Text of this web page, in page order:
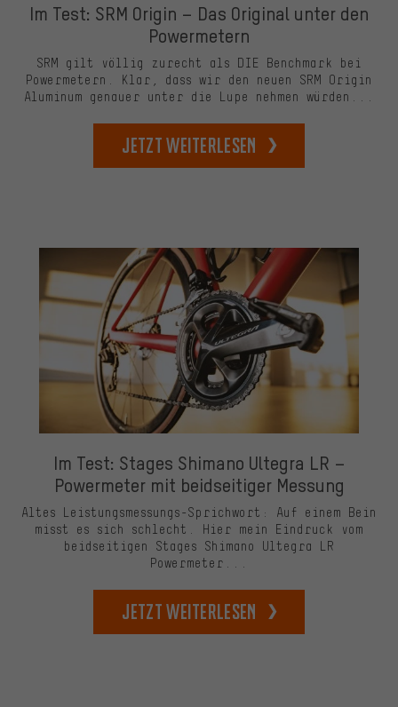
Im Test: SRM Origin – Das Original unter den
Powermetern
SRM gilt völlig zurecht als DIE Benchmark bei
Powermetern. Klar, dass wir den neuen SRM Origin
Aluminum genauer unter die Lupe nehmen würden...
Jetzt weiterlesen
Im Test: Stages Shimano Ultegra LR –
Powermeter mit beidseitiger Messung
Altes Leistungsmessungs-Sprichwort: Auf einem Bein
misst es sich schlecht. Hier mein Eindruck vom
beidseitigen Stages Shimano Ultegra LR
Powermeter...
Jetzt weiterlesen